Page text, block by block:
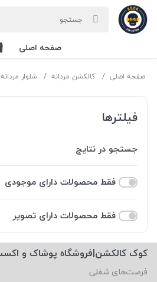
صفحه اصلی
صفحه اصلی کالکشن مردانه شلوار مردانه
فیلترها
جستجو در نتایج
فقط محصولات دارای موجودی
فقط محصولات دارای تصویر
کوک کالکشن|فروشگاه پوشاک و
فرصت‌های شغلی